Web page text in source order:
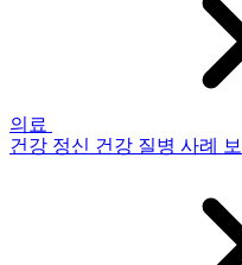
의료
건강 정신 건강 질병 사례